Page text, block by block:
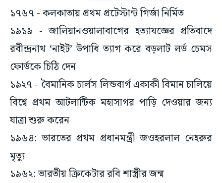
১৭৬৭ - কলকাতায় প্রথম প্রটেস্টান্ট গির্জা নির্মিত
১৯১৯ - জালিয়ানওয়ালাবাগের হত্যাযজ্ঞের প্রতিবাদে
রবীন্দ্রনাথ ‘নাইট’ উপাধি ত্যাগ করে বড়লাট লর্ড চেমস
ফোর্ডকে চিঠি দেন
১৯২৭ - বৈমানিক চার্লস লিন্ডবার্গ একাকী বিমান চালিয়ে
বিশ্বে প্রথম আটলান্টিক মহাসাগর পাড়ি দেওয়ার জন্য
যাত্রা শুরু করেন
১৯৬৪: ভারতের প্রথম প্রধানমন্ত্রী জওহরলাল নেহরুর
মৃত্যু
১৯৬২: ভারতীয় ক্রিকেটার রবি শাস্ত্রীর জন্ম